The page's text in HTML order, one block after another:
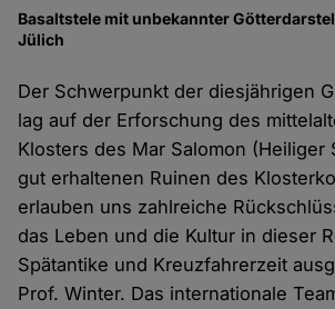
Basaltstele mit unbekannter
Jülich
Der Schwerpunkt der diesjährigen
lag auf der Erforschung des
Klosters des Mar Salomon (Heiliger
gut erhaltenen Ruinen des
erlauben uns zahlreiche
das Leben und die Kultur in dieser
Spätantike und Kreuzfahrerzeit
Prof. Winter. Das internationale